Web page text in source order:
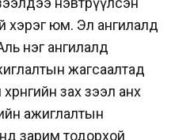
хэрэг юм. Эл ангилалд
нэг ангилалд
жагсаалтад
зах зээл анх
ажиглалтын
зарим тодорхой